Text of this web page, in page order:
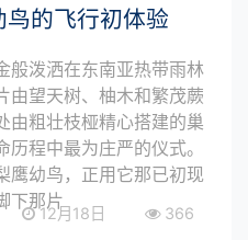
的飞行初体验
般泼洒在东南亚热带雨林
由望天树、柚木和繁茂蕨
由粗壮枝桠精心搭建的巢
程中最为庄严的仪式。
鹰幼鸟，正用它那已初现
下那片
12月18日 366